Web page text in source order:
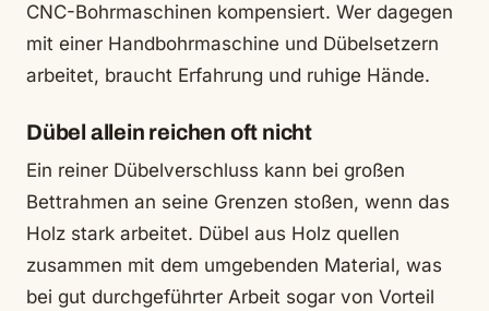
CNC-Bohrmaschinen kompensiert. Wer dagegen
mit einer Handbohrmaschine und Dübelsetzern
arbeitet, braucht Erfahrung und ruhige Hände.
Dübel allein reichen oft nicht
Ein reiner Dübelverschluss kann bei großen
Bettrahmen an seine Grenzen stoßen, wenn das
Holz stark arbeitet. Dübel aus Holz quellen
zusammen mit dem umgebenden Material, was
bei gut durchgeführter Arbeit sogar von Vorteil